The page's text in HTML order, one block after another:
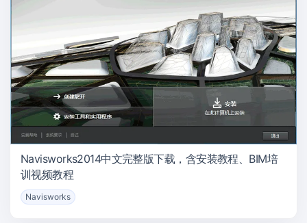
Navisworks2014中文完整版下载，含安装教程、BIM培
训视频教程
Navisworks